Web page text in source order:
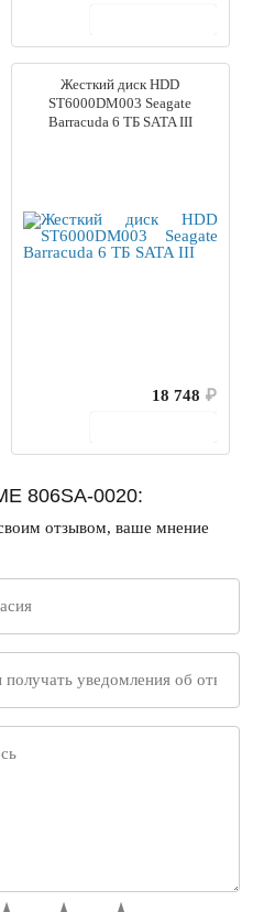
Жесткий диск HDD
ST6000DM003 Seagate
Barracuda 6 ТБ SATA III
18 748 ₽
806SA-0020:
отзывом, ваше мнение